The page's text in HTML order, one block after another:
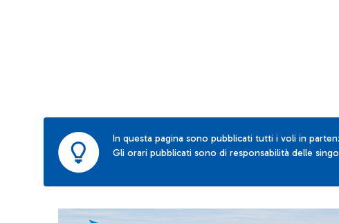
In questa pagina sono pubblicati tutti i voli in
Gli orari pubblicati sono di responsabilità delle